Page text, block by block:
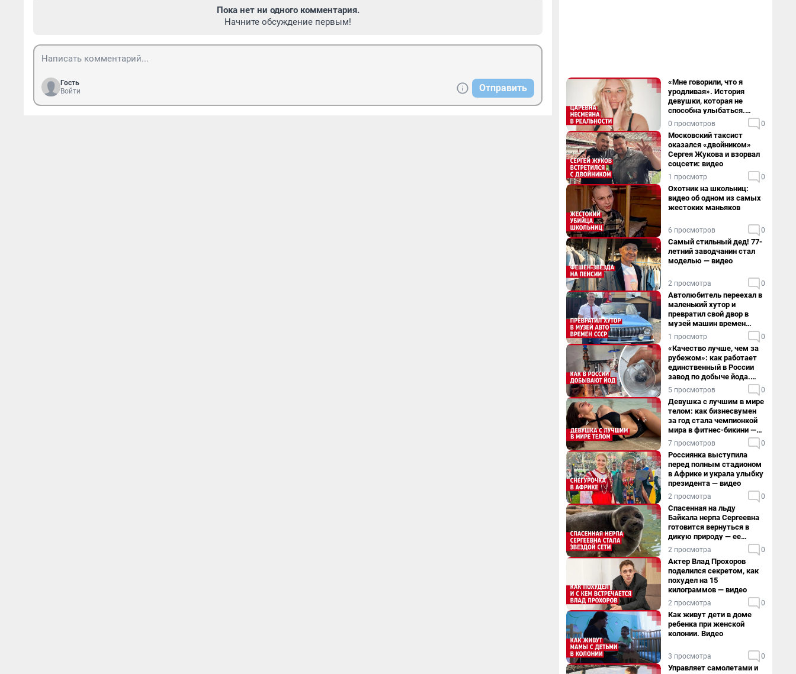
Пока нет ни одного комментария.
Начните обсуждение первым!
Гость
Войти
Отправить
«Мне говорили, что я
уродливая». История
девушки, которая не
способна улыбаться.
Видео
0 просмотров 0
Московский таксист
оказался «двойником»
Сергея Жукова и взорвал
соцсети: видео
1 просмотр 0
Охотник на школьниц:
видео об одном из самых
жестоких маньяков
6 просмотров 0
Самый стильный дед! 77-
летний заводчанин стал
моделью — видео
2 просмотра 0
Автолюбитель переехал в
маленький хутор и
превратил свой двор в
музей машин времен
СССР. Видео
1 просмотр 0
«Качество лучше, чем за
рубежом»: как работает
единственный в России
завод по добыче йода.
Видео
5 просмотров 0
Девушка с лучшим в мире
телом: как бизнесвумен
за год стала чемпионкой
мира в фитнес-бикини —
видео
7 просмотров 0
Россиянка выступила
перед полным стадионом
в Африке и украла улыбку
президента — видео
2 просмотра 0
Спасенная на льду
Байкала нерпа Сергеевна
готовится вернуться в
дикую природу — ее
видеоистория
2 просмотра 0
Актер Влад Прохоров
поделился секретом, как
похудел на 15
килограммов — видео
2 просмотра 0
Как живут дети в доме
ребенка при женской
колонии. Видео
3 просмотра 0
Управляет самолетами и